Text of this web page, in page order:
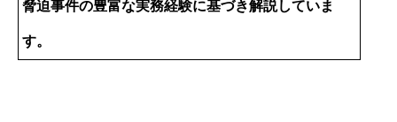
脅迫事件の豊富な実務経験に基づき解説していま
す。